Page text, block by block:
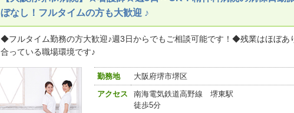
ぼなし！フルタイムの方も大歓迎 ♪
◆フルタイム勤務の方大歓迎♪週3日からでもご相談可能です！◆残業はほぼあ
合っている職場環境です♪
勤務地
大阪府堺市堺区
アクセス
南海電気鉄道高野線 堺東駅
徒歩5分